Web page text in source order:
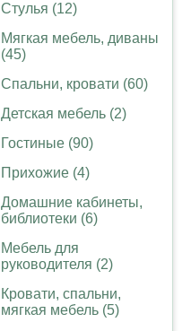
Стулья (12)
Мягкая мебель, диваны
(45)
Спальни, кровати (60)
Детская мебель (2)
Гостиные (90)
Прихожие (4)
Домашние кабинеты,
библиотеки (6)
Мебель для
руководителя (2)
Кровати, спальни,
мягкая мебель (5)